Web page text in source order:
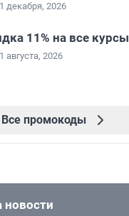
декабря, 2026
11% на все курсы
августа, 2026
Все промокоды
новости